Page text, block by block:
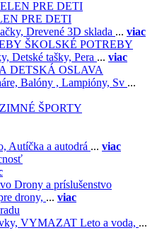
PRE DETI
Drevené 3D sklada ... viac
ŠKOLSKÉ POTREBY
Detské tašky, Pera ... viac
DETSKÁ OSLAVA
Balóny , Lampióny, Sv ...
ZIMNÉ ŠPORTY
Autíčka a autodrá ... viac
Drony a príslušenstvo
drony, ... viac
VYMAZAT Leto a voda, ...